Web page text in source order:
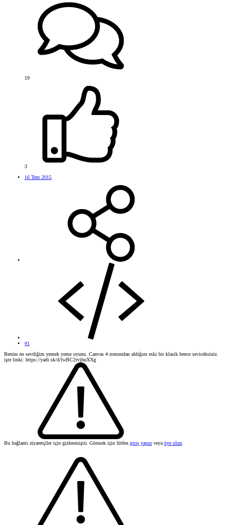
19
3
16 Tem 2015
#1
Benim en sevdiğim yemek yeme oyunu. Canvas 4 romundan aldığım eski bir klasik bence seviceksiniz.
işte linki: https://yadi.sk/d/lwBC2rvjhuXXg
Bu bağlantı ziyaretçiler için gizlenmiştir. Görmek için lütfen giriş yapın veya üye olun